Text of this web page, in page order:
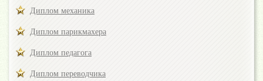
Диплом механика
Диплом парикмахера
Диплом педагога
Диплом переводчика